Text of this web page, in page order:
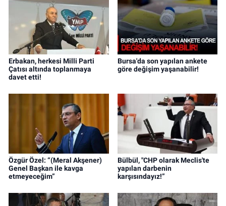
Erbakan, herkesi Milli Parti
Çatısı altında toplanmaya
davet etti!
Bursa'da son yapılan ankete
göre değişim yaşanabilir!
Özgür Özel: “(Meral Akşener)
Genel Başkan ile kavga
etmeyeceğim”
Bülbül, "CHP olarak Meclis'te
yapılan darbenin
karşısındayız!”